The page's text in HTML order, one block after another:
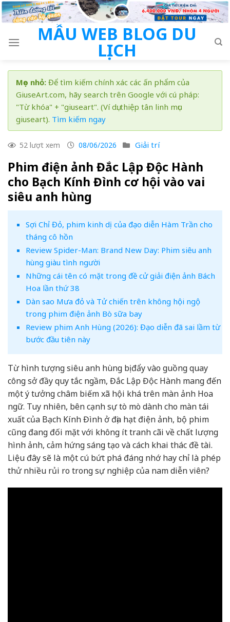
Skip
to
MẪU WEB BLOG DU
LỊCH
Mẹo nhỏ: Để tìm kiếm chính xác các ấn phẩm của
GiuseArt.com, hãy search trên Google với cú pháp:
"Từ khóa" + "giuseart". (Ví dụ: thiệp tân linh mục
giuseart). Tìm kiếm ngay
52 lượt xem 08/06/2026 Giải trí
Phim điện ảnh Đắc Lập Độc Hành
cho Bạch Kính Đình cơ hội vào vai
siêu anh hùng
Sợi Chỉ Đỏ, phim kinh dị của đạo diễn Hàm Trần cho
tháng cô hồn
Review Spider-Man: Brand New Day: Phim siêu anh
hùng giàu tình người
Những cái tên có mặt trong đề cử giải điện ảnh Bách
Hoa lần thứ 38
Dàn sao Mưa đỏ và Tử chiến trên không hội ngộ
trong phim điện ảnh Bò sữa bay
Review phim Anh Hùng (2026): Đạo diễn đã sai lầm từ
bước đầu tiên này
Từ hình tượng siêu anh hùng bị đẩy vào guồng quay
công sở đầy quy tắc ngầm, Đắc Lập Độc Hành mang đến
một ý tưởng châm biếm xã hội khá trên màn ảnh Hoa
ngữ. Tuy nhiên, bên cạnh sự tò mò dành cho màn tái
xuất của Bạch Kính Đình ở địa hạt điện ảnh, bộ phim
cũng đang đối mặt với không ít tranh cãi về chất lượng
hình ảnh, cảm hứng sáng tạo và cách khai thác đề tài.
Liệu đây sẽ là một cú bứt phá đáng nhớ hay chỉ là phép
thử nhiều rủi ro trong sự nghiệp của nam diễn viên?